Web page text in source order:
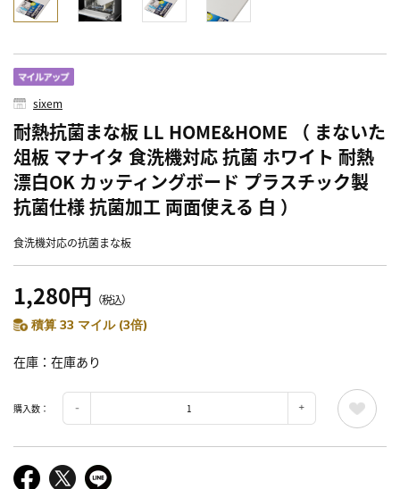
sixem
耐熱抗菌まな板 LL HOME&HOME （ まないた
俎板 マナイタ 食洗機対応 抗菌 ホワイト 耐熱
漂白OK カッティングボード プラスチック製
抗菌仕様 抗菌加工 両面使える 白 ）
食洗機対応の抗菌まな板
1,280円 （税込）
積算 33 マイル (3倍)
在庫 在庫あり
購入数：